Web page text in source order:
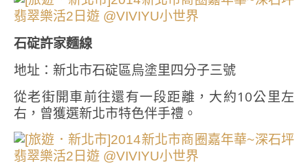
石碇許家麵線
地址：新北市石碇區烏塗里四分子三號
從老街開車前往還有一段距離，大約10公里左
右，曾獲選新北市特色伴手禮。